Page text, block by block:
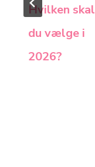
Hvilken skal
du vælge i
2026?